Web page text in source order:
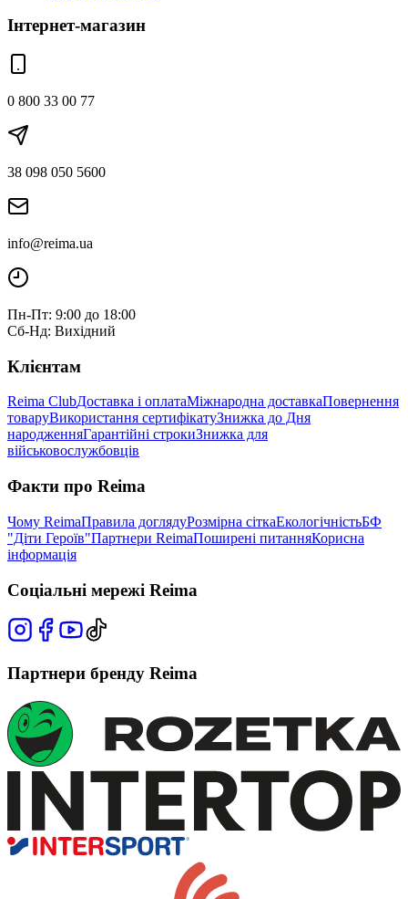
Інтернет-магазин
0 800 33 00 77
38 098 050 5600
info@reima.ua
Пн-Пт: 9:00 до 18:00
Сб-Нд: Вихідний
Клієнтам
Reima ClubДоставка і оплатаМіжнародна доставкаПовернення
товаруВикористання сертифікатуЗнижка до Дня
народженняГарантійні строкиЗнижка для
військовослужбовців
Факти про Reima
Чому ReimaПравила доглядуРозмірна сіткаЕкологічністьБФ
"Діти Героїв"Партнери ReimaПоширені питанняКорисна
інформація
Соціальні мережі Reima
Партнери бренду Reima